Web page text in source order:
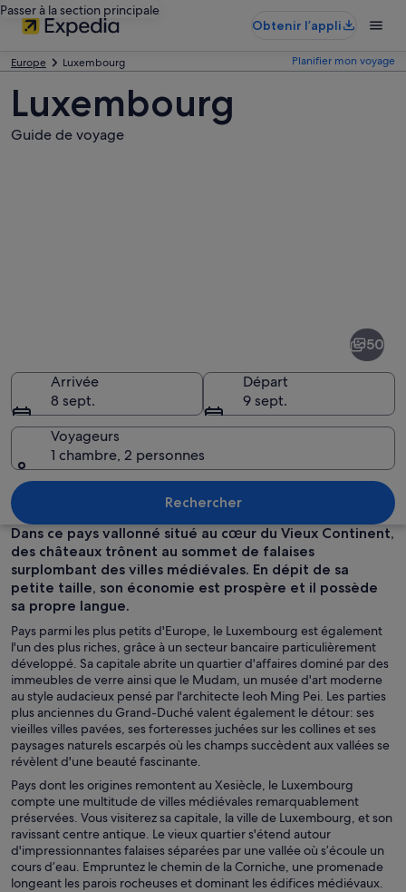
Passer à la section principale
Obtenir l’appli
Europe Luxembourg Planifier mon voyage
Luxembourg
Guide de voyage
Un château médiéval doté de
50
Arrivée
8 sept.
Départ
9 sept.
Voyageurs
1 chambre, 2 personnes
Rechercher
Dans ce pays vallonné situé au cœur du Vieux Continent,
des châteaux trônent au sommet de falaises
surplombant des villes médiévales. En dépit de sa
petite taille, son économie est prospère et il possède
sa propre langue.
Pays parmi les plus petits d'Europe, le Luxembourg est également
l'un des plus riches, grâce à un secteur bancaire particulièrement
développé. Sa capitale abrite un quartier d'affaires dominé par des
immeubles de verre ainsi que le Mudam, un musée d'art moderne
au style audacieux pensé par l'architecte Ieoh Ming Pei. Les parties
plus anciennes du Grand-Duché valent également le détour: ses
vieilles villes pavées, ses forteresses juchées sur les collines et ses
paysages naturels escarpés où les champs succèdent aux vallées se
révèlent d'une beauté fascinante.
Pays dont les origines remontent au Xesiècle, le Luxembourg
compte une multitude de villes médiévales remarquablement
préservées. Vous visiterez sa capitale, la ville de Luxembourg, et son
ravissant centre antique. Le vieux quartier s'étend autour
d'impressionnantes falaises séparées par une vallée où s’écoule un
cours d’eau. Empruntez le chemin de la Corniche, une promenade
longeant les parois rocheuses et dominant les édifices médiévaux.